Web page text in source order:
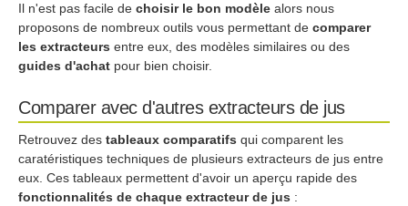
Il n'est pas facile de choisir le bon modèle alors nous
proposons de nombreux outils vous permettant de comparer
les extracteurs entre eux, des modèles similaires ou des
guides d'achat pour bien choisir.
Comparer avec d'autres extracteurs de jus
Retrouvez des tableaux comparatifs qui comparent les
caratéristiques techniques de plusieurs extracteurs de jus entre
eux. Ces tableaux permettent d'avoir un aperçu rapide des
fonctionnalités de chaque extracteur de jus :